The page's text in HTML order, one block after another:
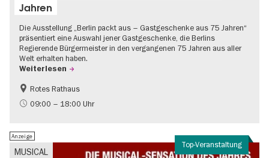
Jahren
Die Ausstellung „Berlin packt aus – Gastgeschenke aus 75 Jahren“
präsentiert eine Auswahl jener Gastgeschenke, die Berlins
Regierende Bürgermeister in den vergangenen 75 Jahren aus aller
Welt erhalten haben.
Weiterlesen
Geschichte
Gratis
Rotes Rathaus
09:00 – 18:00 Uhr
Top-Veranstaltung
MUSICAL
Anzeige